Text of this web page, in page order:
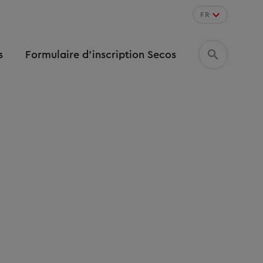
FR
Formulaire d’inscription Secos